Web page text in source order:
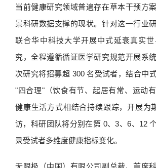
当前健康研究领域普遍存在草本干预方
景科研数据支撑的现状。针对这一行业
联合华中科技大学开展中式延衰真实
究，全程遵循循证医学研究规范开展系
次研究将招募超 300 名受试者，结合中
"四合理"（饮食有节、起居有常、运动有
健康生活方式相结合持续跟踪，开展为
访，科研团队将分别在第 0、3、6、12
录受试者多维度健康指标变化。
无限极（中国）有限公司副总裁、首席